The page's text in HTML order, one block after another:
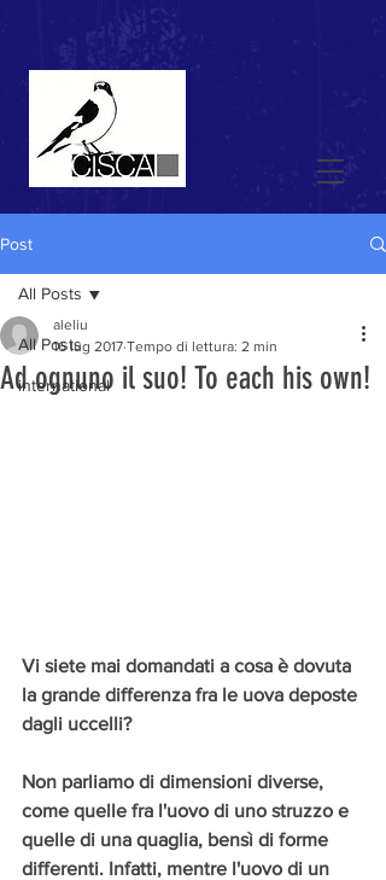
Post
All Posts
international
All Posts
Ad ognuno il suo! To each his own!
aleliu
16 lug 2017 Tempo di lettura: 2 min
Vi siete mai domandati a cosa è dovuta
la grande differenza fra le uova deposte
dagli uccelli?
Non parliamo di dimensioni diverse,
come quelle fra l'uovo di uno struzzo e
quelle di una quaglia, bensì di forme
differenti. Infatti, mentre l'uovo di un